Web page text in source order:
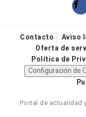
Contacto Aviso
Oferta de
Política de
Configuración de
Portal de actualidad